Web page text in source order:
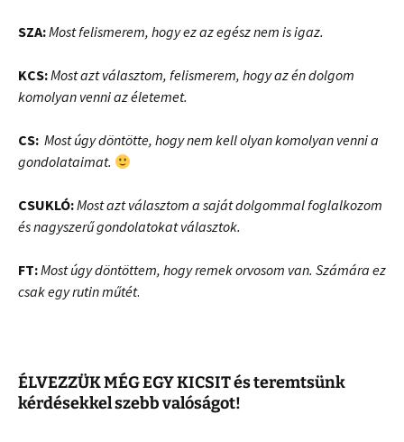
SZA:Most felismerem, hogy ez az egész nem is igaz.
KCS:Most azt választom, felismerem, hogy az én dolgom
komolyan venni az életemet.
CS: Most úgy döntötte, hogy nem kell olyan komolyan venni a
gondolataimat.
CSUKLÓ:Most azt választom a saját dolgommal foglalkozom
és nagyszerű gondolatokat választok.
FT:Most úgy döntöttem, hogy remek orvosom van. Számára ez
csak egy rutin műtét.
ÉLVEZZÜK MÉG EGY KICSITés teremtsünk
kérdésekkel szebb valóságot!